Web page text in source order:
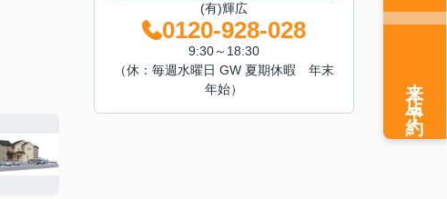
(有)輝広
0120-928-028
9:30～18:30
（休：毎週水曜日 GW 夏期休暇 年末
年始）
来店予約